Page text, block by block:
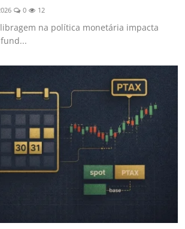
0 12
na política monetária impacta